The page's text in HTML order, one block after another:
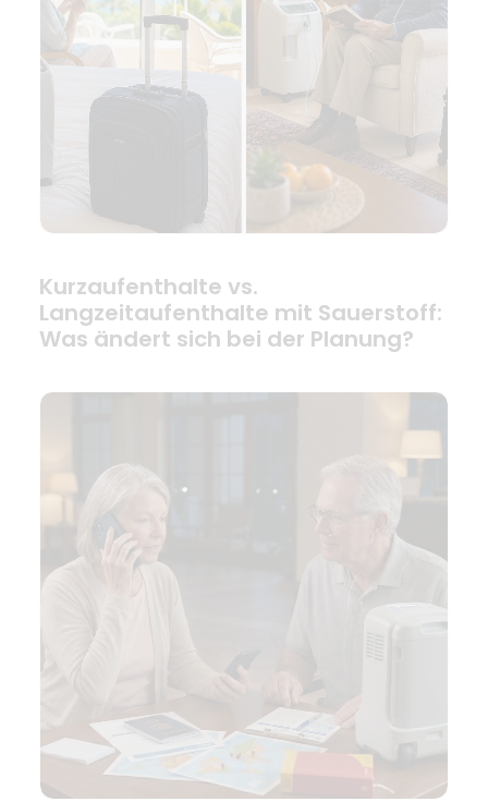
Kurzaufenthalte vs.
Langzeitaufenthalte mit Sauerstoff:
Was ändert sich bei der Planung?